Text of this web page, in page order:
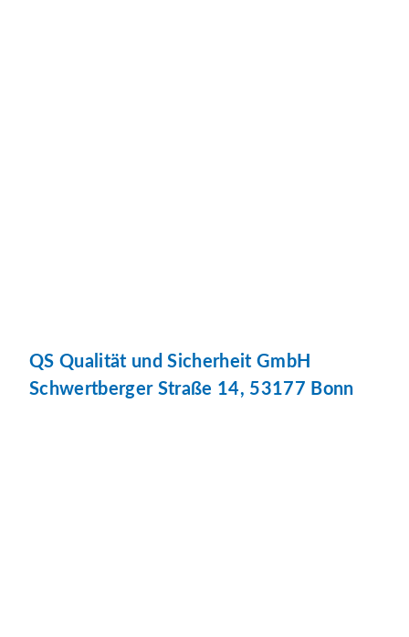
QS Qualität und Sicherheit GmbH
Schwertberger Straße 14, 53177 Bonn